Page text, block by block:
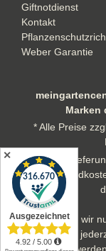
Giftnotdienst
Kontakt
Weber Garantie
Marken
* Alle Preise
** gilt für
und
Hinweis: wir
Zwecke, die
✕